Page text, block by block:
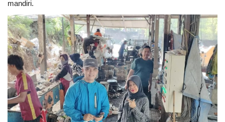
mandiri.